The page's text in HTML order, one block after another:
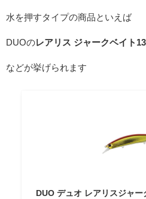
水を押すタイプの商品といえば
DUOのレアリス ジャークベイト
などが挙げられます
DUO デュオ レアリスジャ